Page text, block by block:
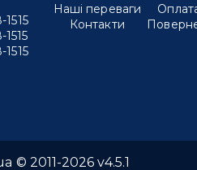
Наші переваги
Контакти
© 2011-2026 v4.5.1